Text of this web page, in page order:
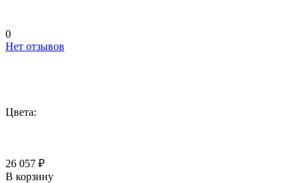
0
Нет отзывов
Цвета:
26 057 ₽
В корзину